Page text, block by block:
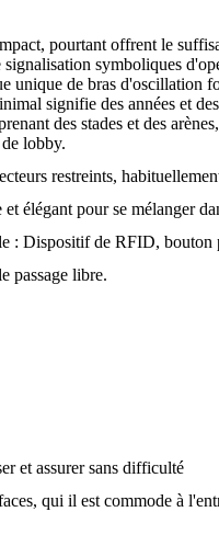
pourtant offrent le
symboliques
de bras d'oscillation
signifie des années et
des stades et des
lobby.
restreints,
élégant pour se mélanger
: Dispositif de RFID,
passage libre.
et assurer sans difficulté
qui il est commode à